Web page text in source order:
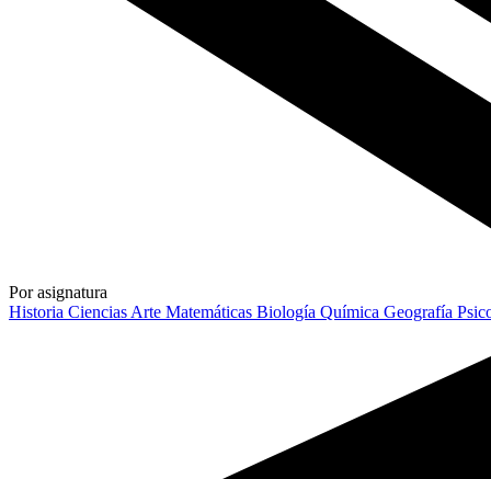
Por asignatura
Historia Ciencias Arte Matemáticas Biología Química Geografía